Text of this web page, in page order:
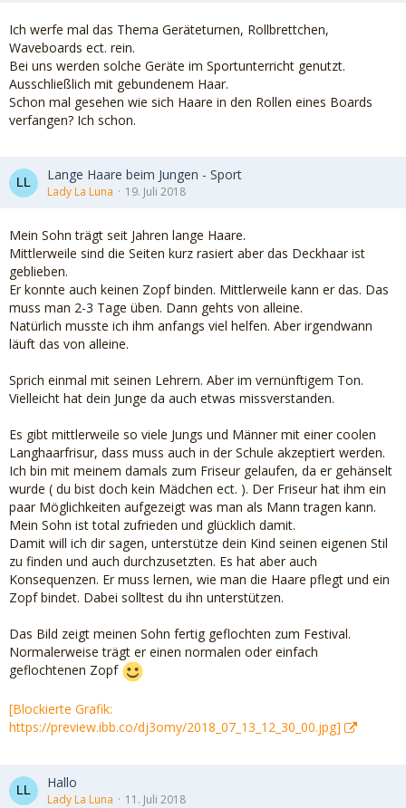
Ich werfe mal das Thema Geräteturnen, Rollbrettchen,
Waveboards ect. rein.
Bei uns werden solche Geräte im Sportunterricht genutzt.
Ausschließlich mit gebundenem Haar.
Schon mal gesehen wie sich Haare in den Rollen eines Boards
verfangen? Ich schon.
Lange Haare beim Jungen - Sport
Lady La Luna 19. Juli 2018
Mein Sohn trägt seit Jahren lange Haare.
Mittlerweile sind die Seiten kurz rasiert aber das Deckhaar ist
geblieben.
Er konnte auch keinen Zopf binden. Mittlerweile kann er das. Das
muss man 2-3 Tage üben. Dann gehts von alleine.
Natürlich musste ich ihm anfangs viel helfen. Aber irgendwann
läuft das von alleine.
Sprich einmal mit seinen Lehrern. Aber im vernünftigem Ton.
Vielleicht hat dein Junge da auch etwas missverstanden.
Es gibt mittlerweile so viele Jungs und Männer mit einer coolen
Langhaarfrisur, dass muss auch in der Schule akzeptiert werden.
Ich bin mit meinem damals zum Friseur gelaufen, da er gehänselt
wurde ( du bist doch kein Mädchen ect. ). Der Friseur hat ihm ein
paar Möglichkeiten aufgezeigt was man als Mann tragen kann.
Mein Sohn ist total zufrieden und glücklich damit.
Damit will ich dir sagen, unterstütze dein Kind seinen eigenen Stil
zu finden und auch durchzusetzten. Es hat aber auch
Konsequenzen. Er muss lernen, wie man die Haare pflegt und ein
Zopf bindet. Dabei solltest du ihn unterstützen.
Das Bild zeigt meinen Sohn fertig geflochten zum Festival.
Normalerweise trägt er einen normalen oder einfach
geflochtenen Zopf
[Blockierte Grafik:
https://preview.ibb.co/dj3omy/2018_07_13_12_30_00.jpg]
Hallo
Lady La Luna 11. Juli 2018